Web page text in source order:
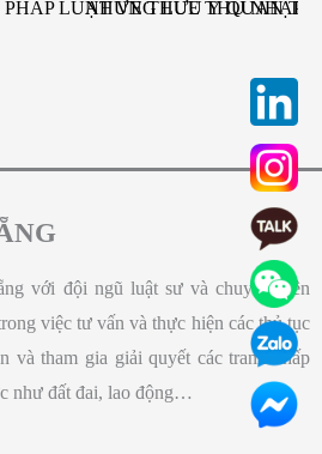
LUẬT VỀ THUẾ THU NHẬP
NHỮNG LƯU Ý QUAN
với đội ngũ luật sư và chuyên viên
việc tư vấn và thực hiện các thủ tục
và tham gia giải quyết các tranh chấp
như đất đai, lao động…